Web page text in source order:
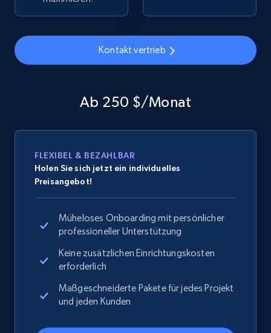
URL, Domain, Country code, Model number,
and more.
2.1K+ 355+ Jetzt anfangen
Kontakt vertrieb
Ab 250 $/Monat
FLEXIBEL & BEZAHLBAR
Holen Sie sich jetzt ein individuelles
Preisangebot!
Müheloses Onboarding mit persönlicher
professioneller Unterstützung
Keine zusätzlichen Einrichtungskosten
erforderlich
Maßgeschneiderte Pakete für jedes Projekt
und jeden Kunden